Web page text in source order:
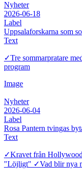
Nyheter
2026-06-18
Label
Uppsalaforskarna som
Text
✓Tre sommarpratare
program
Image
Nyheter
2026-06-04
Label
Rosa Pantern tvingas
Text
✓Kravet från
"Löjligt" ✓Vad blir nya